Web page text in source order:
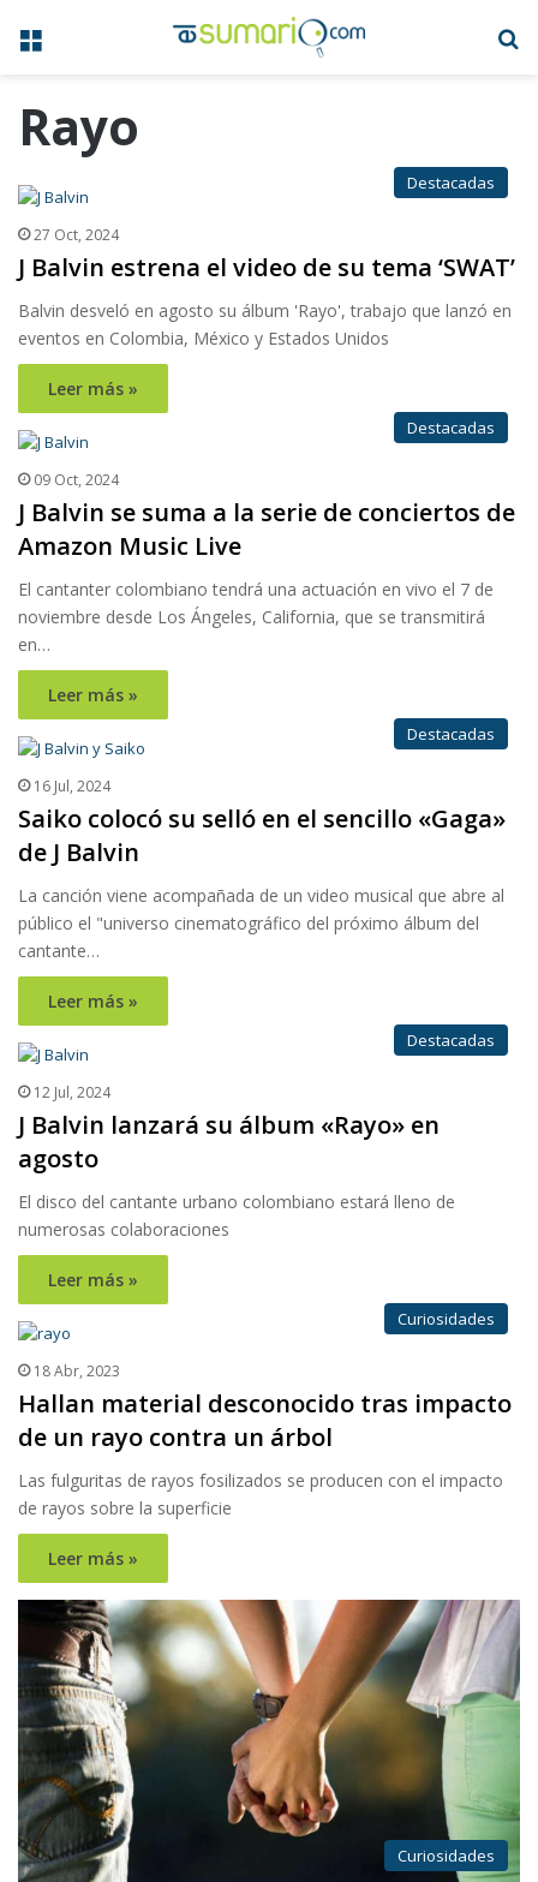
Menú
Rayo
Destacadas
27 Oct, 2024
J Balvin estrena el video de su tema ‘SWAT’
Balvin desveló en agosto su álbum 'Rayo', trabajo que lanzó en
eventos en Colombia, México y Estados Unidos
Leer más »
Destacadas
09 Oct, 2024
J Balvin se suma a la serie de conciertos de
Amazon Music Live
El cantanter colombiano tendrá una actuación en vivo el 7 de
noviembre desde Los Ángeles, California, que se transmitirá
en…
Leer más »
Destacadas
16 Jul, 2024
Saiko colocó su selló en el sencillo «Gaga»
de J Balvin
La canción viene acompañada de un video musical que abre al
público el "universo cinematográfico del próximo álbum del
cantante…
Leer más »
Destacadas
12 Jul, 2024
J Balvin lanzará su álbum «Rayo» en
agosto
El disco del cantante urbano colombiano estará lleno de
numerosas colaboraciones
Leer más »
Curiosidades
18 Abr, 2023
Hallan material desconocido tras impacto
de un rayo contra un árbol
Las fulguritas de rayos fosilizados se producen con el impacto
de rayos sobre la superficie
Leer más »
Curiosidades